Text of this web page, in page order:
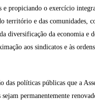
propiciando o exercício
e das comunidades,
da economia e
aos sindicatos e às
das políticas públicas que a
permanentemente